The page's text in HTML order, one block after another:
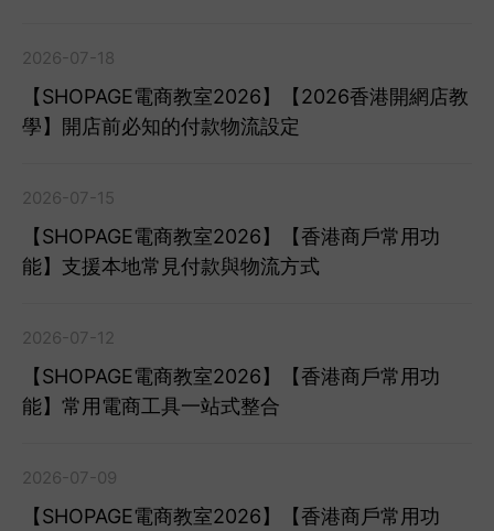
2026-07-18
【SHOPAGE電商教室2026】【2026香港開網店教
學】開店前必知的付款物流設定
2026-07-15
【SHOPAGE電商教室2026】【香港商戶常用功
能】支援本地常見付款與物流方式
2026-07-12
【SHOPAGE電商教室2026】【香港商戶常用功
能】常用電商工具一站式整合
2026-07-09
【SHOPAGE電商教室2026】【香港商戶常用功